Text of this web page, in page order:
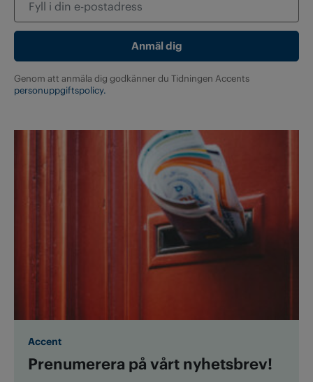
Genom att anmäla dig godkänner du Tidningen Accents
personuppgiftspolicy.
Accent
Prenumerera på vårt nyhetsbrev!